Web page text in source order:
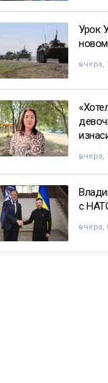
Урок
вчера,
вчера,
с
вчера,